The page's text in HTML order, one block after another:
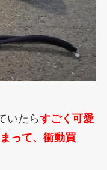
いたらすごく可愛
って、衝動買